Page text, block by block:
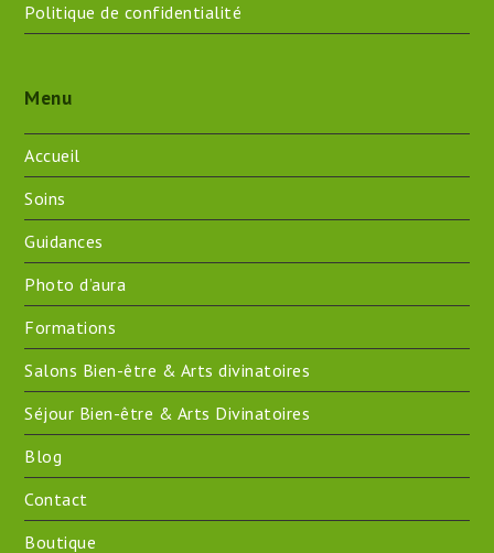
Politique de confidentialité
Menu
Accueil
Soins
Guidances
Photo d’aura
Formations
Salons Bien-être & Arts divinatoires
Séjour Bien-être & Arts Divinatoires
Blog
Contact
Boutique